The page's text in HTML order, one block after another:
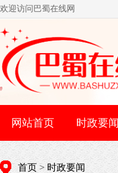
欢迎访问巴蜀在线网
网站首页 时政要闻
首页 > 时政要闻